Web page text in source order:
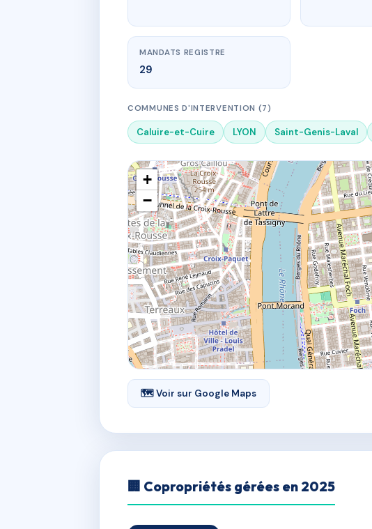
MANDATS REGISTRE
29
COMMUNES D'INTERVENTION (7)
Caluire-et-Cuire LYON Saint-Genis-Laval
+
−
🗺 Voir sur Google Maps
🏢 Copropriétés gérées en 2025